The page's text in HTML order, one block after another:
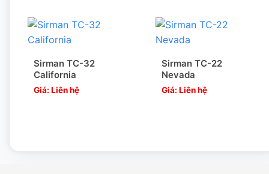
2000
Sirman TC-32
California
Giá: Liên hệ
Sirman TC-22
Nevada
Giá: Liên hệ